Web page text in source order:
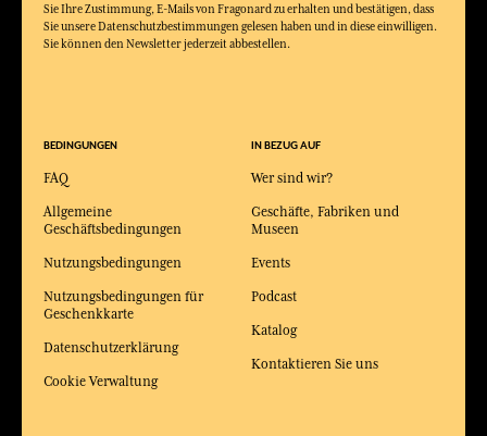
Sie Ihre Zustimmung, E-Mails von Fragonard zu erhalten und bestätigen, dass
Sie unsere Datenschutzbestimmungen gelesen haben und in diese einwilligen.
Sie können den Newsletter jederzeit abbestellen.
BEDINGUNGEN
FAQ
Allgemeine
Geschäftsbedingungen
Nutzungsbedingungen
Nutzungsbedingungen für
Geschenkkarte
Datenschutzerklärung
Cookie Verwaltung
IN BEZUG AUF
Wer sind wir?
Geschäfte, Fabriken und
Museen
Events
Podcast
Katalog
Kontaktieren Sie uns